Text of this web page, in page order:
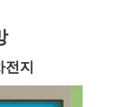
전지